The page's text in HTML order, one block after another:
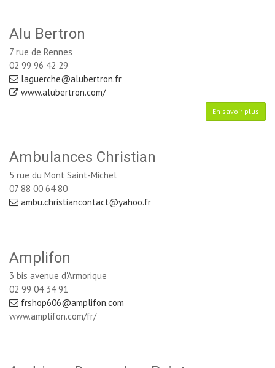
Alu Bertron
7 rue de Rennes
02 99 96 42 29
laguerche@alubertron.fr
www.alubertron.com/
En savoir plus
Ambulances Christian
5 rue du Mont Saint-Michel
07 88 00 64 80
ambu.christiancontact@yahoo.fr
Amplifon
3 bis avenue d'Armorique
02 99 04 34 91
frshop606@amplifon.com
www.amplifon.com/fr/